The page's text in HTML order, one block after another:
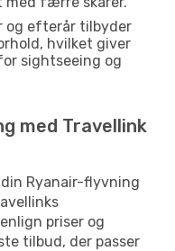
og efterår tilbyder
hvilket giver
sightseeing og
med Travellink
Ryanair-flyvning
priser og
tilbud, der passer